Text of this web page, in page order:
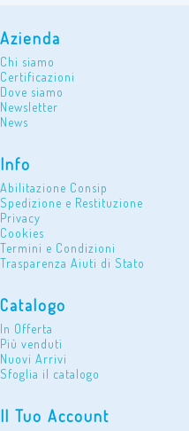
Azienda
Chi siamo
Certificazioni
Dove siamo
Newsletter
News
Info
Abilitazione Consip
Spedizione e Restituzione
Privacy
Cookies
Termini e Condizioni
Trasparenza Aiuti di Stato
Catalogo
In Offerta
Più venduti
Nuovi Arrivi
Sfoglia il catalogo
Il Tuo Account